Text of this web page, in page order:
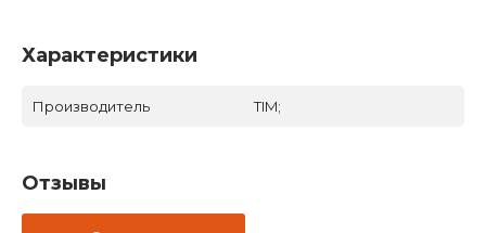
Характеристики
Производитель TIM;
Отзывы